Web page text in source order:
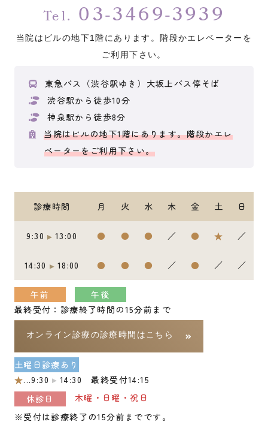
Tel. 03-3469-3939
当院はビルの地下1階にあります。階段かエレベーターを
ご利用下さい。
東急バス（渋谷駅ゆき）大坂上バス停そば
渋谷駅から徒歩10分
神泉駅から徒歩8分
当院はビルの地下1階にあります。階段かエレ
ベーターをご利用下さい。
診療時間 月 火 水 木 金 土 日
9:30 13:00 ● ● ● ／ ● ★ ／
14:30 18:00 ● ● ● ／ ● ／ ／
午前
午後
最終受付：診療終了時間の15分前まで
オンライン診療の診療時間はこちら
土曜日診療あり
★...9:30
14:30 最終受付14:15
休診日
木曜・日曜・祝日
※受付は診療終了の15分前までです。